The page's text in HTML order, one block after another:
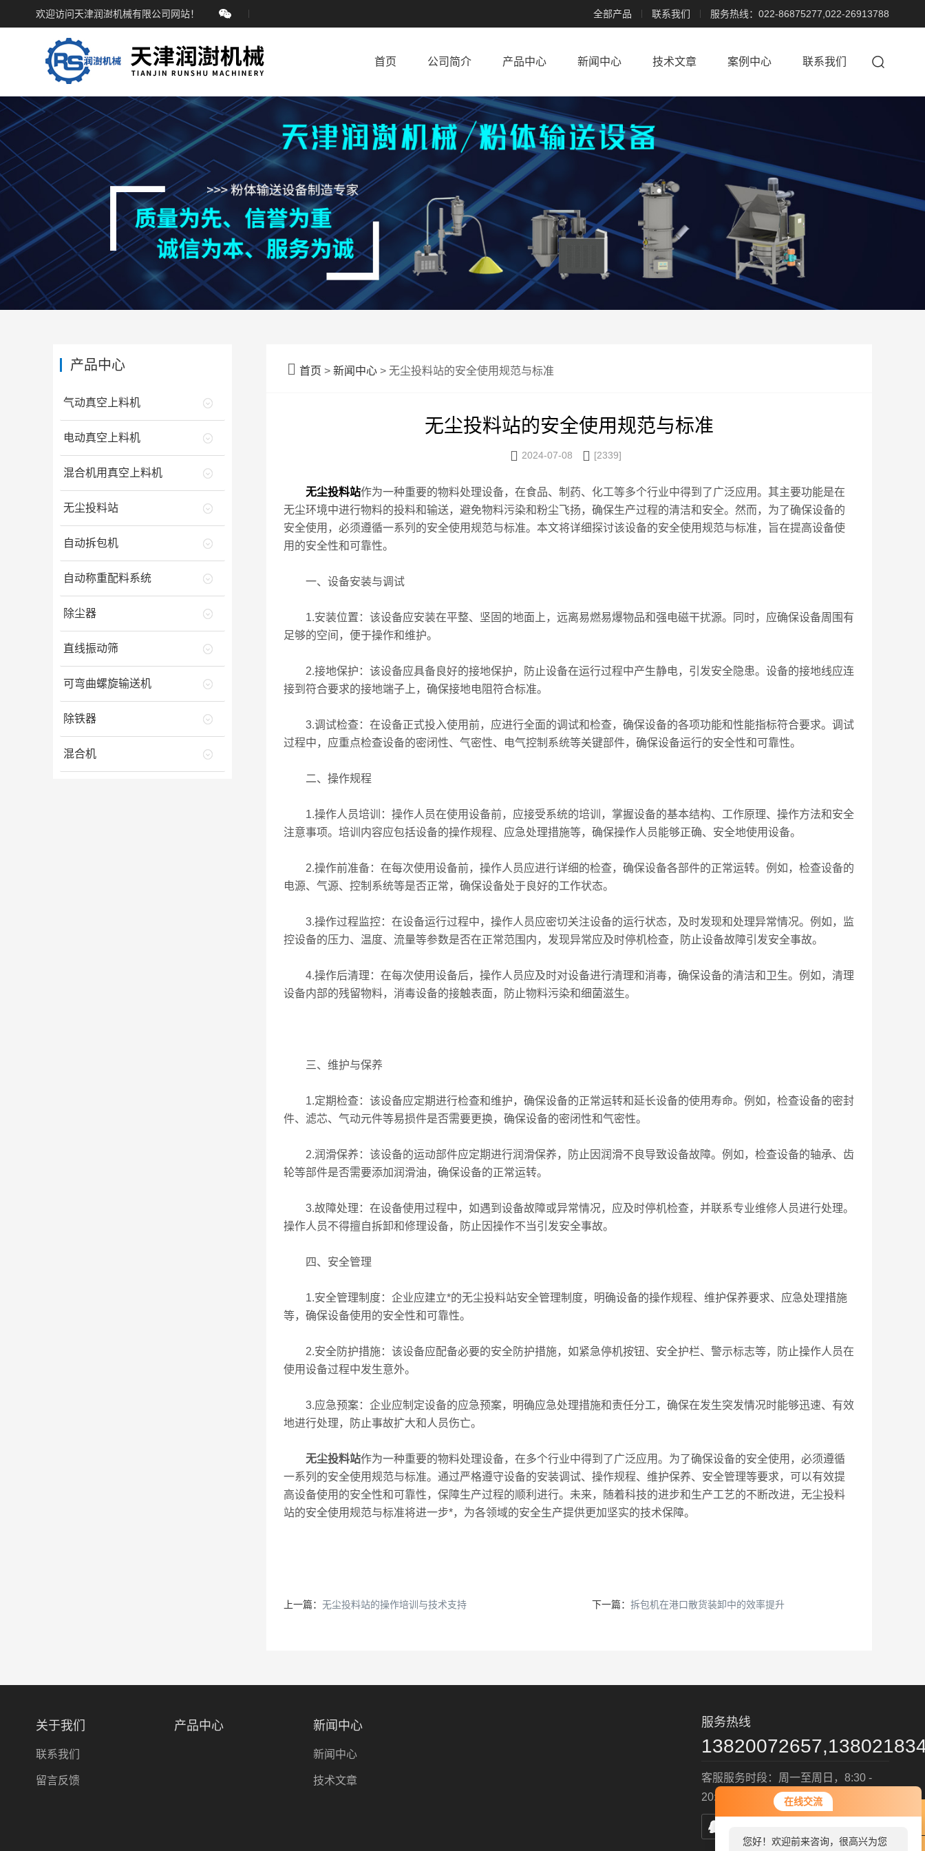
在线交流
您好！欢迎前来咨询，很高兴为您
欢迎访问天津润澍机械有限公司网站！ 全部产品 联系我们 服务热线：022-86875277,022-26913788
首页 公司简介 产品中心 新闻中心 技术文章 案例中心 联系我们
 首页 > 新闻中心 > 无尘投料站的安全使用规范与标准
无尘投料站的安全使用规范与标准
 2024-07-08  [2339]
无尘投料站作为一种重要的物料处理设备，在食品、制药、化工等多个行业中得到了广泛应用。其主要功能是在
无尘环境中进行物料的投料和输送，避免物料污染和粉尘飞扬，确保生产过程的清洁和安全。然而，为了确保设备的
安全使用，必须遵循一系列的安全使用规范与标准。本文将详细探讨该设备的安全使用规范与标准，旨在提高设备使
用的安全性和可靠性。
一、设备安装与调试
1.安装位置：该设备应安装在平整、坚固的地面上，远离易燃易爆物品和强电磁干扰源。同时，应确保设备周围有
足够的空间，便于操作和维护。
2.接地保护：该设备应具备良好的接地保护，防止设备在运行过程中产生静电，引发安全隐患。设备的接地线应连
接到符合要求的接地端子上，确保接地电阻符合标准。
3.调试检查：在设备正式投入使用前，应进行全面的调试和检查，确保设备的各项功能和性能指标符合要求。调试
过程中，应重点检查设备的密闭性、气密性、电气控制系统等关键部件，确保设备运行的安全性和可靠性。
二、操作规程
1.操作人员培训：操作人员在使用设备前，应接受系统的培训，掌握设备的基本结构、工作原理、操作方法和安全
注意事项。培训内容应包括设备的操作规程、应急处理措施等，确保操作人员能够正确、安全地使用设备。
2.操作前准备：在每次使用设备前，操作人员应进行详细的检查，确保设备各部件的正常运转。例如，检查设备的
电源、气源、控制系统等是否正常，确保设备处于良好的工作状态。
3.操作过程监控：在设备运行过程中，操作人员应密切关注设备的运行状态，及时发现和处理异常情况。例如，监
控设备的压力、温度、流量等参数是否在正常范围内，发现异常应及时停机检查，防止设备故障引发安全事故。
4.操作后清理：在每次使用设备后，操作人员应及时对设备进行清理和消毒，确保设备的清洁和卫生。例如，清理
设备内部的残留物料，消毒设备的接触表面，防止物料污染和细菌滋生。
三、维护与保养
1.定期检查：该设备应定期进行检查和维护，确保设备的正常运转和延长设备的使用寿命。例如，检查设备的密封
件、滤芯、气动元件等易损件是否需要更换，确保设备的密闭性和气密性。
2.润滑保养：该设备的运动部件应定期进行润滑保养，防止因润滑不良导致设备故障。例如，检查设备的轴承、齿
轮等部件是否需要添加润滑油，确保设备的正常运转。
3.故障处理：在设备使用过程中，如遇到设备故障或异常情况，应及时停机检查，并联系专业维修人员进行处理。
操作人员不得擅自拆卸和修理设备，防止因操作不当引发安全事故。
四、安全管理
1.安全管理制度：企业应建立*的无尘投料站安全管理制度，明确设备的操作规程、维护保养要求、应急处理措施
等，确保设备使用的安全性和可靠性。
2.安全防护措施：该设备应配备必要的安全防护措施，如紧急停机按钮、安全护栏、警示标志等，防止操作人员在
使用设备过程中发生意外。
3.应急预案：企业应制定设备的应急预案，明确应急处理措施和责任分工，确保在发生突发情况时能够迅速、有效
地进行处理，防止事故扩大和人员伤亡。
无尘投料站作为一种重要的物料处理设备，在多个行业中得到了广泛应用。为了确保设备的安全使用，必须遵循
一系列的安全使用规范与标准。通过严格遵守设备的安装调试、操作规程、维护保养、安全管理等要求，可以有效提
高设备使用的安全性和可靠性，保障生产过程的顺利进行。未来，随着科技的进步和生产工艺的不断改进，无尘投料
站的安全使用规范与标准将进一步*，为各领域的安全生产提供更加坚实的技术保障。
上一篇： 无尘投料站的操作培训与技术支持 下一篇：拆包机在港口散货装卸中的效率提升
产品中心
气动真空上料机
电动真空上料机
混合机用真空上料机
无尘投料站
自动拆包机
自动称重配料系统
除尘器
直线振动筛
可弯曲螺旋输送机
除铁器
混合机
关于我们
联系我们
留言反馈
产品中心 新闻中心
新闻中心
技术文章
服务热线
客服服务时段：周一至周日，8:30 -
20:30，节假日不休